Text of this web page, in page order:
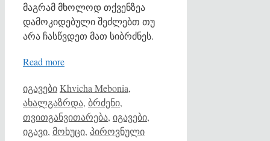
მაგრამ მხოლოდ თქვენზეა
დამოკიდებული შეძლებთ თუ
არა ჩასწვდეთ მათ სიბრძნეს.
Read more
Categories
იგავებიTags
Khvicha Mebonia,
ახალგაზრდა, ბრძენი,
თვითგანვითარება, იგავები,
იგავი, მოხუცი, პიროვნული